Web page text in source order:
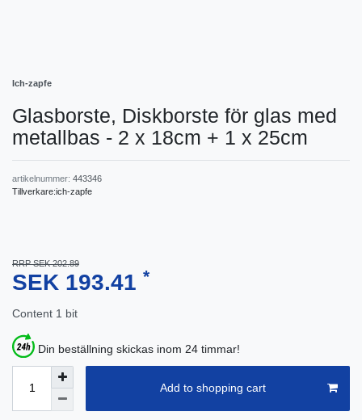
Ich-zapfe
Glasborste, Diskborste för glas med
metallbas - 2 x 18cm + 1 x 25cm
artikelnummer: 443346
Tillverkare:ich-zapfe
RRP SEK 202.89
SEK 193.41 *
Content 1 bit
Din beställning skickas inom 24 timmar!
Add to shopping cart